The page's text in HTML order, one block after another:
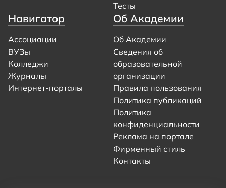
Тесты
Навигатор
Ассоциации
ВУЗы
Колледжи
Журналы
Интернет-порталы
Об Академии
Об Академии
Сведения об
образовательной
организации
Правила пользования
Политика публикаций
Политика
конфиденциальности
Реклама на портале
Фирменный стиль
Контакты